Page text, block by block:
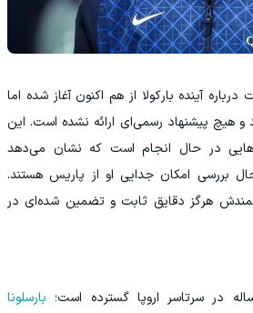
آینده بارکولا از هم‌ اکنون آغاز شده اما
و هیچ پیشنهاد رسمی‌ای ارائه نشده است. این
در حال انجام است که نشان می‌دهد
بررسی امکان جدایی او از پاریس هستند.
هرگز دقایق ثابت و تضمین‌ شده‌ای در
بارسلونا